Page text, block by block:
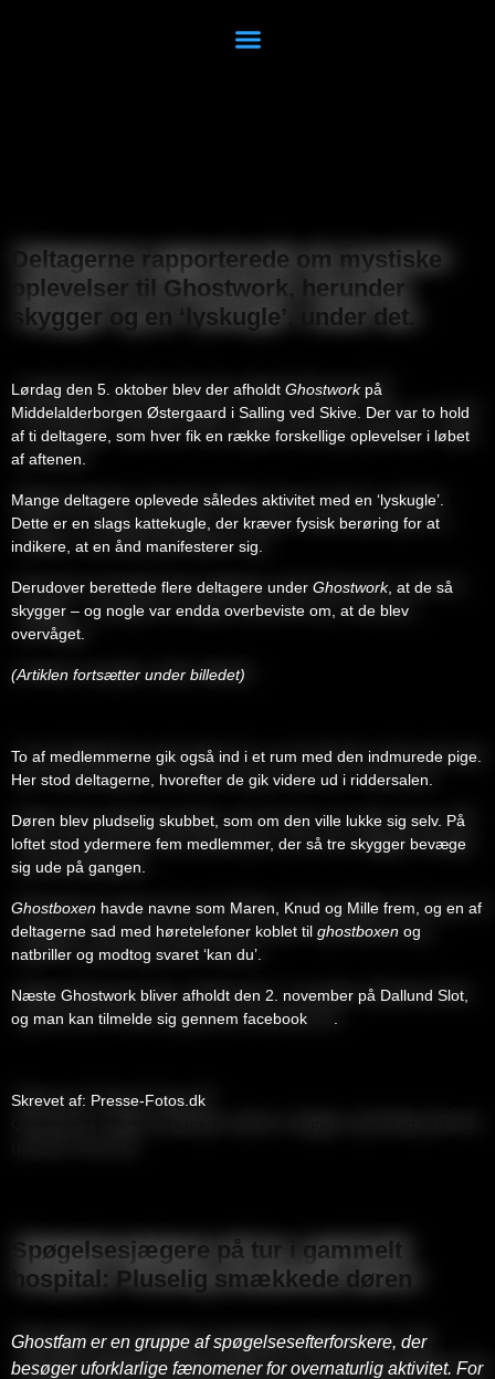
Deltagerne rapporterede om mystiske
oplevelser til Ghostwork, herunder
skygger og en ‘lyskugle’, under det
Lørdag den 5. oktober blev der afholdt Ghostworkpå
Middelalderborgen Østergaard i Salling ved Skive. Der var to hold
af ti deltagere, som hver fik en række forskellige oplevelser i løbet
af aftenen.
Mange deltagere oplevede således aktivitet med en ‘lyskugle’.
Dette er en slags kattekugle, der kræver fysisk berøring for at
indikere, at en ånd manifesterer sig.
Derudover berettede flere deltagere under Ghostwork, at de så
skygger – og nogle var endda overbeviste om, at de blev
overvåget.
(Artiklen fortsætter under billedet)
To af medlemmerne gik også ind i et rum med den indmurede pige.
Her stod deltagerne, hvorefter de gik videre ud i riddersalen.
Døren blev pludselig skubbet, som om den ville lukke sig selv. På
loftet stod ydermere fem medlemmer, der så tre skygger bevæge
sig ude på gangen.
Ghostboxen havde navne som Maren, Knud og Mille frem, og en af
deltagerne sad med høretelefoner koblet til ghostboxen og
natbriller og modtog svaret ‘kan du’.
Næste Ghostwork bliver afholdt den 2. november på Dallund Slot,
og man kan tilmelde sig gennem facebook
Skrevet af: Presse-Fotos.dk
Spøgelsesjægere på tur i gammelt
hospital: Pluselig smækkede døren
Ghostfam er en gruppe af spøgelsesefterforskere, der
besøger uforklarlige fænomener for overnaturlig aktivitet. For